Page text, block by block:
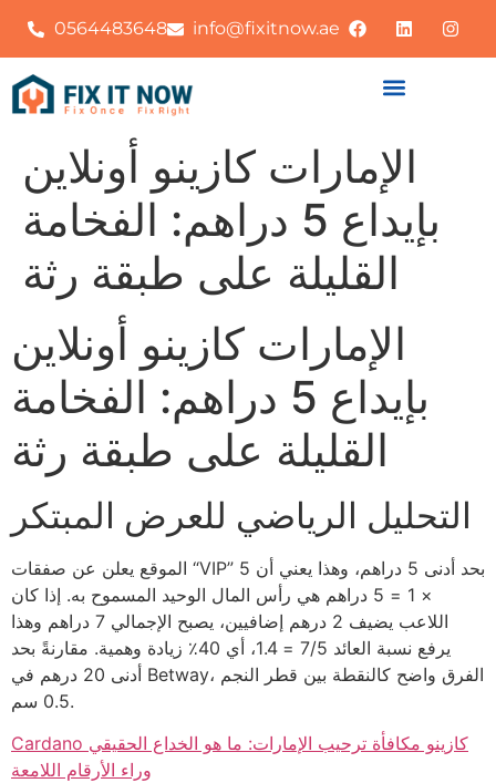
0564483648 info@fixitnow.ae
الإمارات كازينو أونلاين
بإيداع 5 دراهم: الفخامة
القليلة على طبقة رثة
الإمارات كازينو أونلاين
بإيداع 5 دراهم: الفخامة
القليلة على طبقة رثة
التحليل الرياضي للعرض المبتكر
الموقع يعلن عن صفقات “VIP” بحد أدنى 5 دراهم، وهذا يعني أن 5
× 1 = 5 دراهم هي رأس المال الوحيد المسموح به. إذا كان
اللاعب يضيف 2 درهم إضافيين، يصبح الإجمالي 7 دراهم وهذا
يرفع نسبة العائد 7/5 = 1.4، أي 40٪ زيادة وهمية. مقارنةً بحد
أدنى 20 درهم في Betway، الفرق واضح كالنقطة بين قطر النجم
0.5 سم.
Cardano كازينو مكافأة ترحيب الإمارات: ما هو الخداع الحقيقي
وراء الأرقام اللامعة